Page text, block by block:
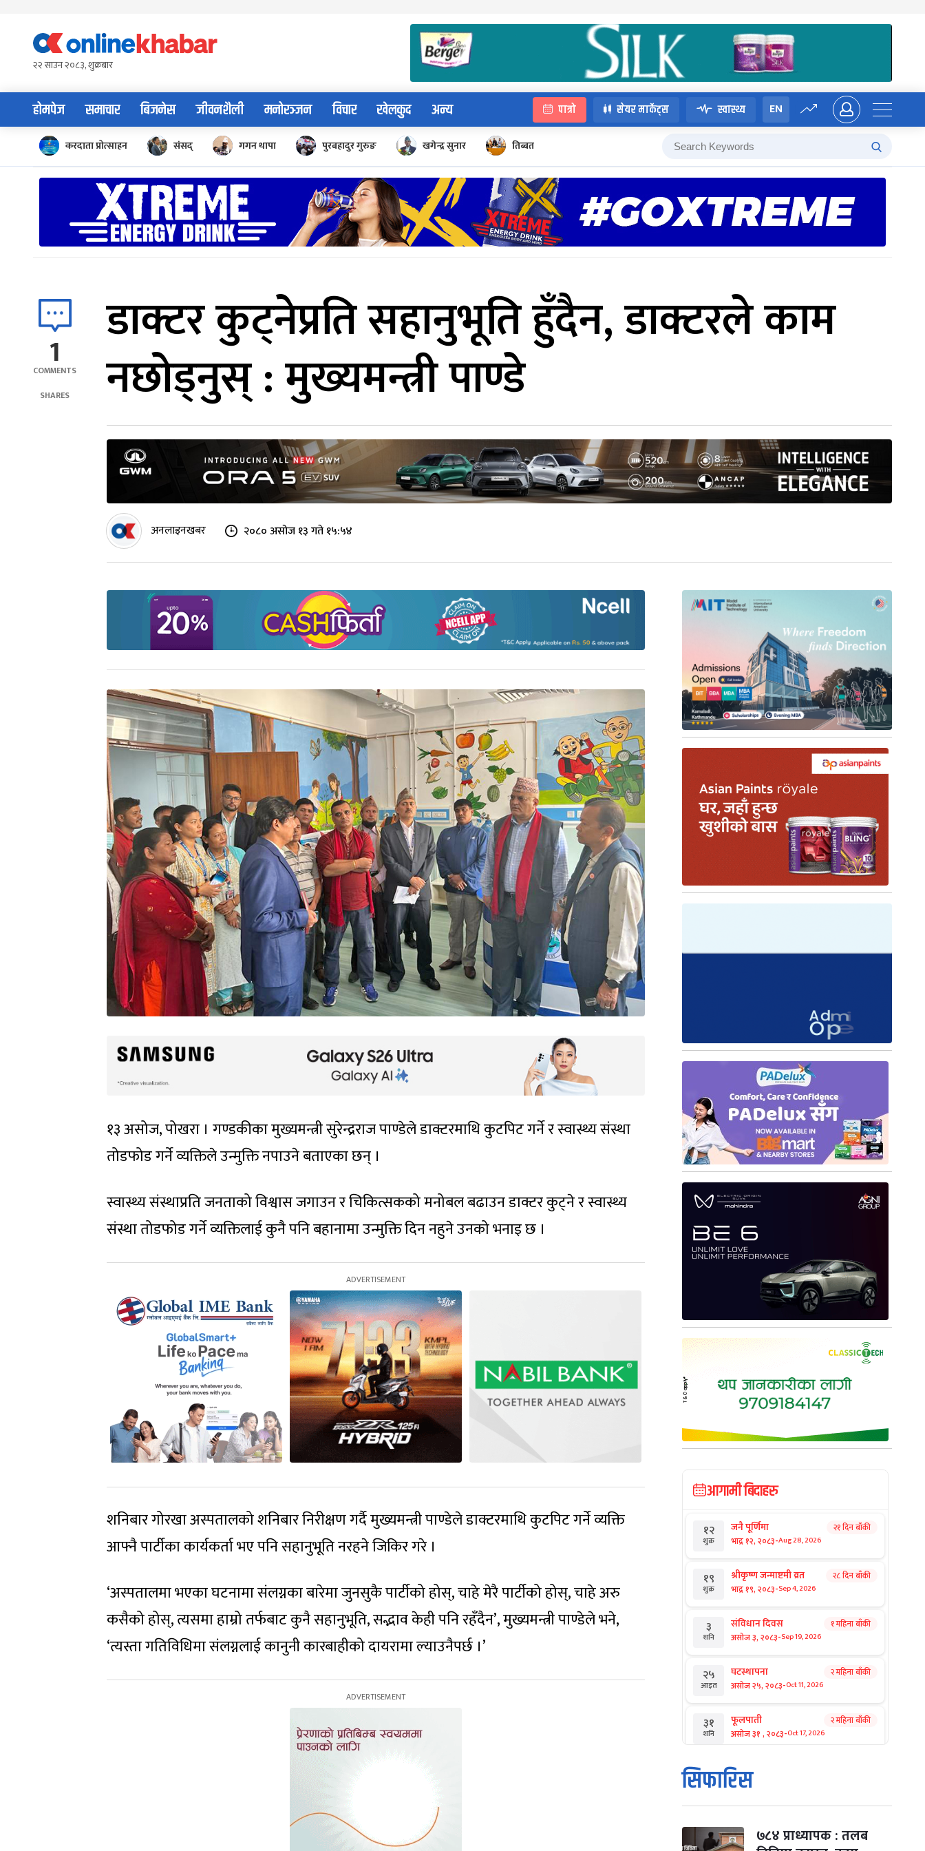
content२२ साउन २०८३, शुक्रबार
होमपेज समाचार बिजनेस जीवनशैली मनोरञ्जन विचार खेलकुद अन्य पात्रो सेयर मार्केट्स स्वास्थ्य EN
करदाता प्रोत्साहन संसद् गगन थापा पुरबहादुर गुरुङ खगेन्द्र सुनार तिब्बत
1
COMMENTS
SHARES
डाक्टर कुट्नेप्रति सहानुभूति हुँदैन, डाक्टरले काम
नछोड्नुस् : मुख्यमन्त्री पाण्डे
अनलाइनखबर २०८० असोज १३ गते १५:५४
१३ असोज, पोखरा । गण्डकीका मुख्यमन्त्री सुरेन्द्रराज पाण्डेले डाक्टरमाथि कुटपिट गर्ने र स्वास्थ्य संस्था
तोडफोड गर्ने व्यक्तिले उन्मुक्ति नपाउने बताएका छन् ।
स्वास्थ्य संस्थाप्रति जनताको विश्वास जगाउन र चिकित्सकको मनोबल बढाउन डाक्टर कुट्ने र स्वास्थ्य
संस्था तोडफोड गर्ने व्यक्तिलाई कुनै पनि बहानामा उन्मुक्ति दिन नहुने उनको भनाइ छ ।
शनिबार गोरखा अस्पतालको शनिबार निरीक्षण गर्दै मुख्यमन्त्री पाण्डेले डाक्टरमाथि कुटपिट गर्ने व्यक्ति
आफ्नै पार्टीका कार्यकर्ता भए पनि सहानुभूति नरहने जिकिर गरे ।
‘अस्पतालमा भएका घटनामा संलग्नका बारेमा जुनसुकै पार्टीको होस्, चाहे मेरै पार्टीको होस्, चाहे अरु
कसैको होस्, त्यसमा हाम्रो तर्फबाट कुनै सहानुभूति, सद्भाव केही पनि रहँदैन’, मुख्यमन्त्री पाण्डेले भने,
‘त्यस्ता गतिविधिमा संलग्नलाई कानुनी कारबाहीको दायरामा ल्याउनैपर्छ ।’
आगामी बिदाहरु
१२
शुक्र
जनै पूर्णिमा
भाद्र १२, २०८३-Aug 28, 2026
२१ दिन बाँकी
१९
शुक्र
श्रीकृष्ण जन्माष्टमी व्रत
भाद्र १९, २०८३-Sep 4, 2026
२८ दिन बाँकी
३
शनि
संविधान दिवस
असोज ३, २०८३-Sep 19, 2026
१ महिना बाँकी
२५
आइत
घटस्थापना
असोज २५, २०८३-Oct 11, 2026
२ महिना बाँकी
३१
शनि
फूलपाती
असोज ३१ , २०८३-Oct 17, 2026
२ महिना बाँकी
१
आइत
कार्तिक सङ्क्रान्ति
कार्तिक १, २०८३
मंगल कार्तिक ३, २०८३ -Oct 20, 2026
सिफारिस
७८४ प्राध्यापक : तलब